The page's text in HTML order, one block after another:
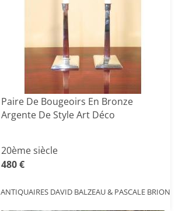
Paire De Bougeoirs En Bronze
Argente De Style Art Déco
20ème siècle
480 €
ANTIQUAIRES DAVID BALZEAU & PASCALE BRION